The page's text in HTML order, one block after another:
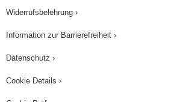
einmal der Vollständigkeit halber
Verbindungsvektor DC, und der
auf jeden Fall schon einmal kein
Und wenn es kein
Widerrufsbelehrung ›
Information zur Barrierefreiheit ›
Datenschutz ›
Cookie Details ›